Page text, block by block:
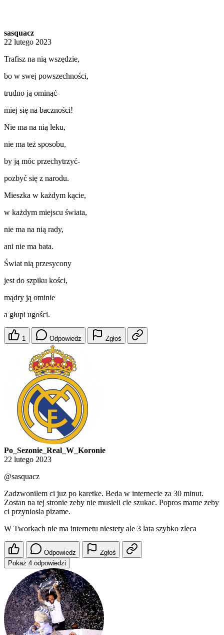
sasquacz
22 lutego 2023
Trafisz na nią wszędzie,
bo w swej powszechności,
trudno ją ominąć-
miej się na baczności!
Nie ma na nią leku,
nie ma też sposobu,
by ją móc przechytrzyć-
pozbyć się z narodu.
Mieszka w każdym kącie,
w każdym miejscu świata,
nie ma na nią rady,
ani nie ma bata.
Świat nią przesycony
jest do szpiku kości,
mądry ją ominie
a głupi ugości.
1 Odpowiedz Zgłoś
Po_Sezonie_Real_W_Koronie
22 lutego 2023
@sasquacz
Zadzwonilem ci juz po karetke. Beda w internecie za 30 minut.
Zostan na tej stronie zeby nie musieli cie szukac. Popros mame zeby
ci przyniosla pizame.
W Tworkach nie ma internetu niestety ale 3 lata szybko zleca
Odpowiedz
Zgłoś
Pokaż 4 odpowiedzi